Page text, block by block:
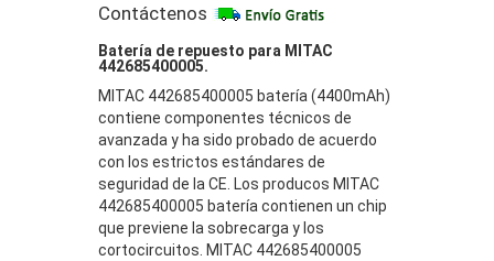
Contáctenos
Batería de repuesto para MITAC
442685400005.
MITAC 442685400005 batería (4400mAh)
contiene componentes técnicos de
avanzada y ha sido probado de acuerdo
con los estrictos estándares de
seguridad de la CE. Los producos MITAC
442685400005 batería contienen un chip
que previene la sobrecarga y los
cortocircuitos. MITAC 442685400005